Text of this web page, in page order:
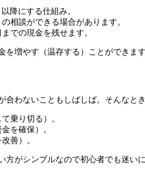
降にする仕組み。
相談ができる場合があります。
での現金を残せます。
増やす（温存する）ことができま
わないこともしばしば。そんなと
乗り切る）。
を確保）。
善）。
がシンプルなので初心者でも迷い